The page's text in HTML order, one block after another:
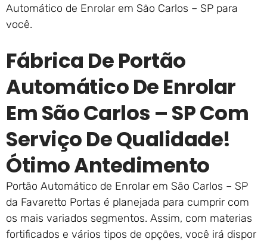
Automático de Enrolar em São Carlos – SP para
você.
Fábrica De Portão
Automático De Enrolar
Em São Carlos – SP Com
Serviço De Qualidade!
Ótimo Antedimento
Portão Automático de Enrolar em São Carlos – SP
da Favaretto Portas é planejada para cumprir com
os mais variados segmentos. Assim, com materias
fortificados e vários tipos de opções, você irá dispor